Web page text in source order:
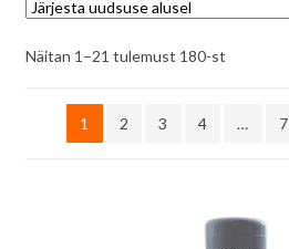
Näitan 1–21 tulemust 180-stSorditud
1
2 3 4 … 7